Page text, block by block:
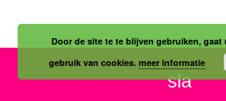
sla
Door de site te te blijven gebruiken, gaat
gebruik van cookies.meer informatie